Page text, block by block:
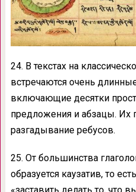
24. В текстах на
встречаются очень
включающие десятки
предложения и абзацы. Их
разгадывание ребусов.
25. От большинства
образуется каузатив, то
«заставить делать то, что